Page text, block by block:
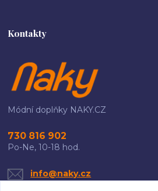
Kontakty
Módní doplňky NAKY.CZ
730 816 902
Po-Ne, 10-18 hod.
info@naky.cz